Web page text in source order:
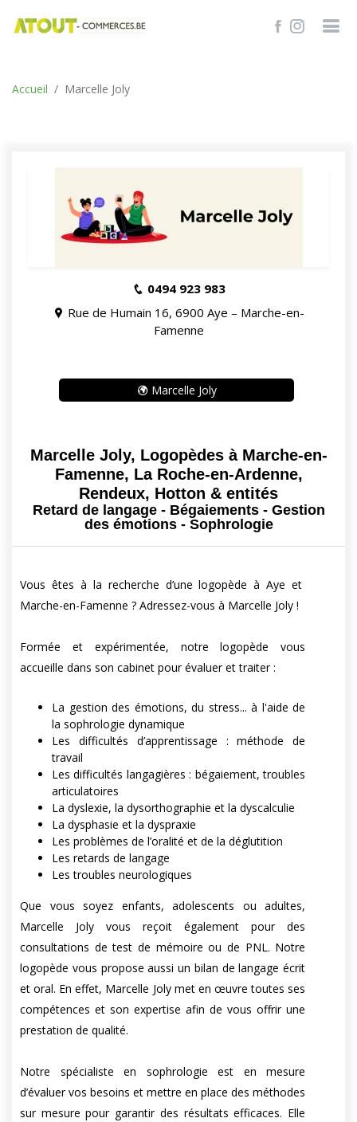
Accueil Marcelle Joly
0494 923 983
Rue de Humain 16, 6900 Aye – Marche-en-
Famenne
Marcelle Joly
Marcelle Joly, Logopèdes à Marche-en-
Famenne, La Roche-en-Ardenne,
Rendeux, Hotton & entités
Retard de langage - Bégaiements - Gestion
des émotions - Sophrologie
Vous êtes à la recherche d’une logopède à Aye et
Marche-en-Famenne ? Adressez-vous à Marcelle Joly !
Formée et expérimentée, notre logopède vous
accueille dans son cabinet pour évaluer et traiter :
La gestion des émotions, du stress... à l'aide de
la sophrologie dynamique
Les difficultés d’apprentissage : méthode de
travail
Les difficultés langagières : bégaiement, troubles
articulatoires
La dyslexie, la dysorthographie et la dyscalculie
La dysphasie et la dyspraxie
Les problèmes de l’oralité et de la déglutition
Les retards de langage
Les troubles neurologiques
Que vous soyez enfants, adolescents ou adultes,
Marcelle Joly vous reçoit également pour des
consultations de test de mémoire ou de PNL. Notre
logopède vous propose aussi un bilan de langage écrit
et oral. En effet, Marcelle Joly met en œuvre toutes ses
compétences et son expertise afin de vous offrir une
prestation de qualité.
Notre spécialiste en sophrologie est en mesure
d’évaluer vos besoins et mettre en place des méthodes
sur mesure pour garantir des résultats efficaces. Elle